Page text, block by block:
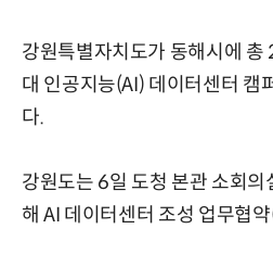
강원특별자치도가 동해시에 총
대 인공지능(AI) 데이터센터 캠
다.
강원도는 6일 도청 본관 소회의
해 AI 데이터센터 조성 업무협